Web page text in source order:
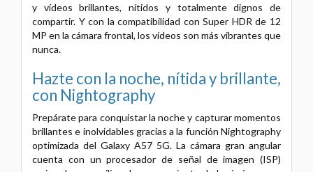
y vídeos brillantes, nítidos y totalmente dignos de
compartir. Y con la compatibilidad con Super HDR de 12
MP en la cámara frontal, los vídeos son más vibrantes que
nunca.
Hazte con la noche, nítida y brillante,
con Nightography
Prepárate para conquistar la noche y capturar momentos
brillantes e inolvidables gracias a la función Nightography
optimizada del Galaxy A57 5G. La cámara gran angular
cuenta con un procesador de señal de imagen (ISP)